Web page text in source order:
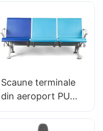
OEM/ODM Hewei
Scaune terminale
din aeroport PU
Scaune de
așteptare din